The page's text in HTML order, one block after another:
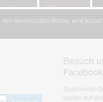
dargestellten Bildes, wird
Besuch
Facebook
Spannende
warten auf